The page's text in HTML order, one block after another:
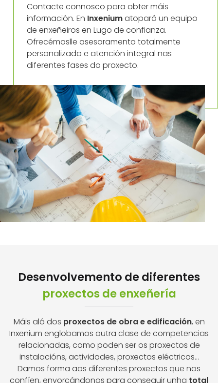
Contacte connosco para obter máis
información. En Inxeniumatopará un equipo
de enxeñeiros en Lugo de confianza.
Ofrecémoslle asesoramento totalmente
personalizado e atención integral nas
diferentes fases do proxecto.
Desenvolvemento de diferentes
proxectos de enxeñería
Máis aló dos proxectos de obra e edificación, en
Inxenium englobamos outra clase de competencias
relacionadas, como poden ser os proxectos de
instalacións, actividades, proxectos eléctricos...
Damos forma aos diferentes proxectos que nos
confíen, envorcándonos para conseguir unha total